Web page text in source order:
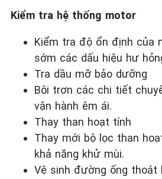
Kiểm tra hệ thống motor
Kiểm tra độ ổn định của
sớm các dấu hiệu hư
Tra dầu mỡ bảo dưỡng
Bôi trơn các chi tiết
vận hành êm ái.
Thay than hoạt tính
Thay mới bộ lọc than
khả năng khử mùi.
Vệ sinh đường ống thoát